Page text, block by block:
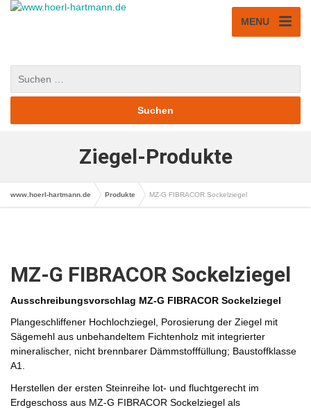
MENU
Ziegel-Produkte
www.hoerl-hartmann.de Produkte MZ-G FIBRACOR Sockelziegel
MZ-G FIBRACOR Sockelziegel
Ausschreibungsvorschlag MZ-G FIBRACOR Sockelziegel
Plangeschliffener Hochlochziegel, Porosierung der Ziegel mit
Sägemehl aus unbehandeltem Fichtenholz mit integrierter
mineralischer, nicht brennbarer Dämmstofffüllung; Baustoffklasse
A1.
Herstellen der ersten Steinreihe lot- und fluchtgerecht im
Erdgeschoss aus MZ-G FIBRACOR Sockelziegel als